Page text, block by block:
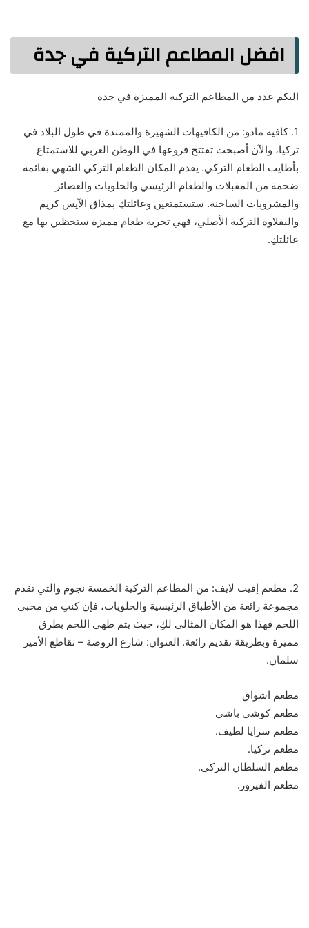
افضل المطاعم التركية في جدة
اليكم عدد من المطاعم التركية المميزة في جدة
1. كافيه مادو: من الكافيهات الشهيرة والممتدة في طول البلاد في
تركيا، والآن أصبحت تفتتح فروعها في الوطن العربي للاستمتاع
بأطايب الطعام التركي. يقدم المكان الطعام التركي الشهي بقائمة
ضخمة من المقبلات والطعام الرئيسي والحلويات والعصائر
والمشروبات الساخنة. ستستمتعين وعائلتكِ بمذاق الآيس كريم
والبقلاوة التركية الأصلي، فهي تجربة طعام مميزة ستحظين بها مع
عائلتكِ.
2. مطعم إفيت لايف: من المطاعم التركية الخمسة نجوم والتي تقدم
مجموعة رائعة من الأطباق الرئيسية والحلويات، فإن كنتِ من محبي
اللحم فهذا هو المكان المثالي لكِ، حيث يتم طهي اللحم بطرق
مميزة وبطريقة تقديم رائعة. العنوان: شارع الروضة – تقاطع الأمير
سلمان.
مطعم اشواق
مطعم كوشي باشي
مطعم سرايا لطيف.
مطعم تركيا.
مطعم السلطان التركي.
مطعم الفيروز.